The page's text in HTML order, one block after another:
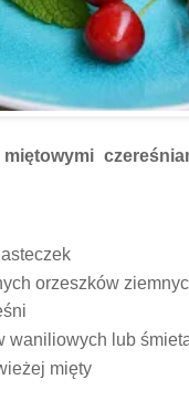
orzeszków
waniliowych lub
mięty